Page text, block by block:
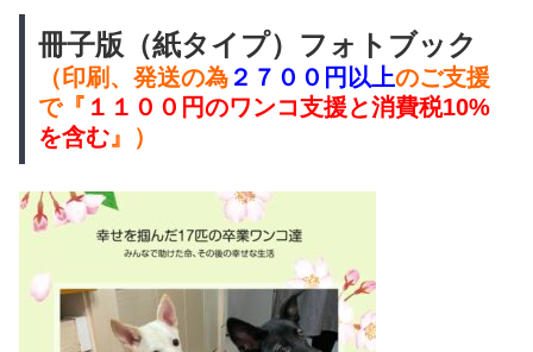
冊子版（紙タイプ）フォトブック
（印刷、発送の為２７００円以上のご支援
で『 １１００円のワンコ支援と消費税10%
を含む』）